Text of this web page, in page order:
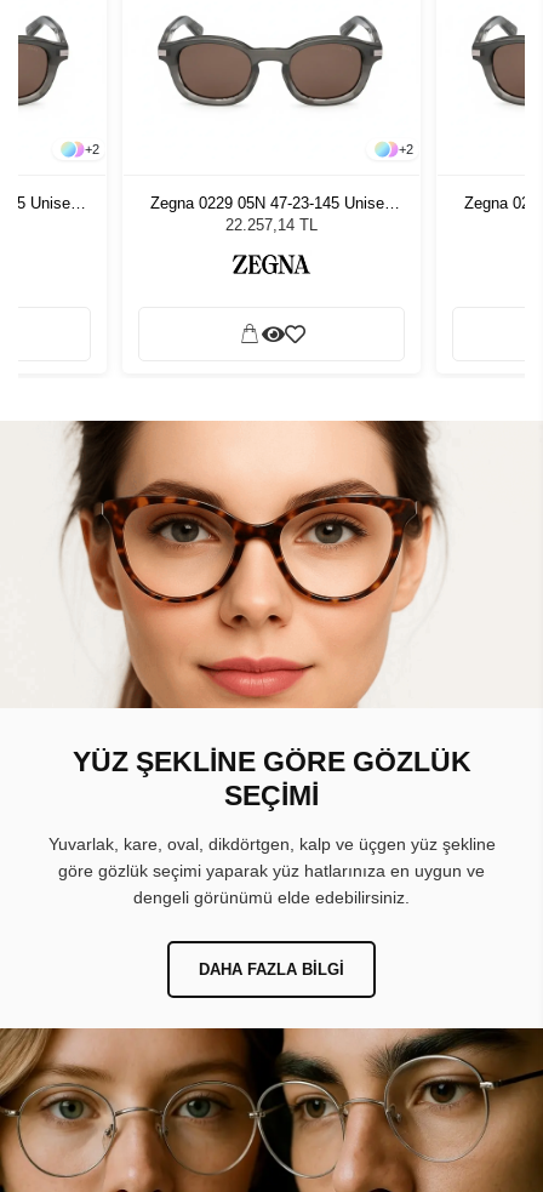
+2
Unisex
+2
Zegna 0229 05N 47-23-145 Unisex
Güneş Gözlüğü
22.257,14 TL
Zegna
YÜZ ŞEKLİNE GÖRE GÖZLÜK
SEÇİMİ
Yuvarlak, kare, oval, dikdörtgen, kalp ve üçgen yüz şekline
göre gözlük seçimi yaparak yüz hatlarınıza en uygun ve
dengeli görünümü elde edebilirsiniz.
DAHA FAZLA BILGI